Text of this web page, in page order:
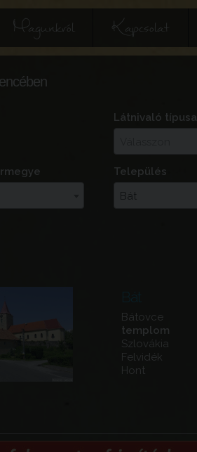
Magunkról Kapcsolat
Látnivaló típusa
Település
Bát
Bát
Bátovce
templom
Szlovákia
Felvidék
Hont